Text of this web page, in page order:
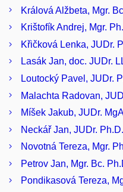
Králová Alžbeta, Mgr.
Krištofík Andrej, Mgr.
Křičková Lenka, JUDr.
Lasák Jan, doc. JUDr.
Loutocký Pavel, JUDr.
Malachta Radovan,
Míšek Jakub, JUDr.
Neckář Jan, JUDr. Ph.D.
Novotná Tereza, Mgr.
Petrov Jan, Mgr. Bc.
Pondikasová Tereza,